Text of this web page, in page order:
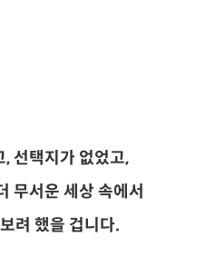
선택지가 없었고,
무서운 세상 속에서
려 했을 겁니다.